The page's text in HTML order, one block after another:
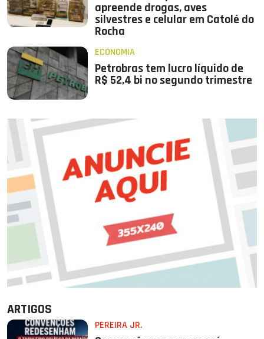
apreende drogas, aves
silvestres e celular em Catolé do
Rocha
ECONOMIA
Petrobras tem lucro líquido de
R$ 52,4 bi no segundo trimestre
ARTIGOS
PEREIRA JR.